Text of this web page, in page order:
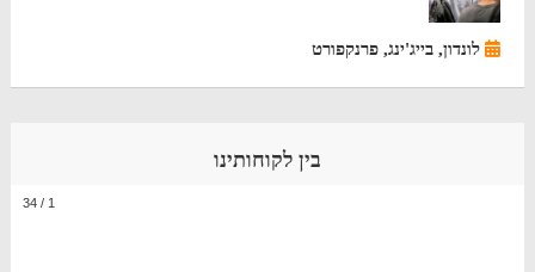
לונדון, בייג'ינג, פרנקפורט
בין לקוחותינו
1
/
34